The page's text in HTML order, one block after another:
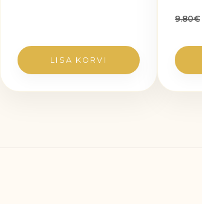
LISA KORVI
9.80€